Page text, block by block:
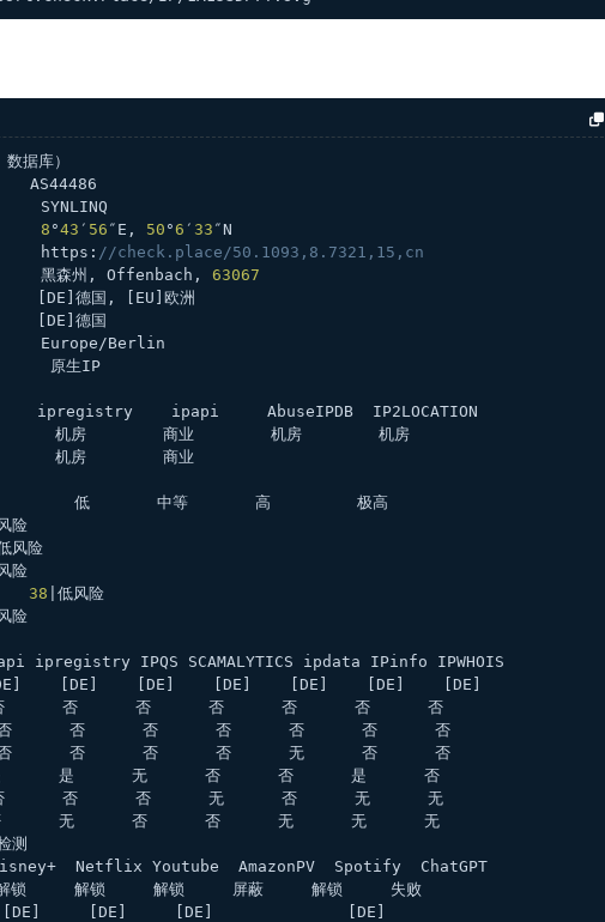
据库）
AS44486
SYNLINQ
8 °43 ′ 56 ″E, 50 °6 ′ 33 ″N
https: //check.place/50.1093,8.7321,15,cn
黑森州, Offenbach, 63067
[DE]德国, [EU]欧洲
[DE]德国
Europe/Berlin
原生IP
ipregistry    ipapi     AbuseIPDB  IP2LOCATION
机房        商业        机房        机房
机房        商业
低       中等       高         极高
险
风险
险
38 |低风险
险
ipregistry IPQS SCAMALYTICS ipdata IPinfo IPWHOIS
[DE]    [DE]    [DE]    [DE]    [DE]    [DE]
否      否      否      否      否      否
否      否      否      否      否      否
否      否      否      否      无      否      否
是      是      无      否      否      是      否
否      否      无      否      无      无
否      无      否      否      无      无      无
测
Netflix Youtube  AmazonPV  Spotify  ChatGPT
锁     解锁     解锁     屏蔽     解锁     失败
[DE]     [DE]     [DE]              [DE]